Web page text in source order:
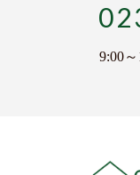
9:00